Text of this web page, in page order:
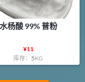
水杨酸 99% 普粉
¥11
库存： 5KG